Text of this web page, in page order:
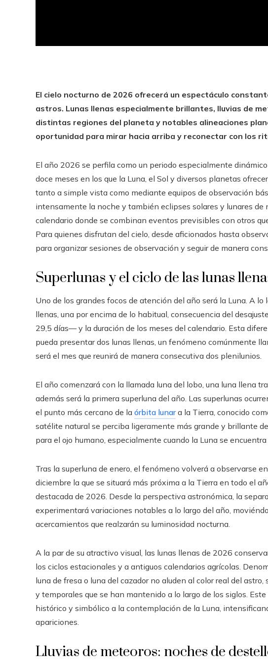
El cielo nocturno de 2026 ofrecerá un espectáculo
astros. Lunas llenas especialmente brillantes, lluvias de
distintas regiones del planeta y notables alineaciones
oportunidad para mirar hacia arriba y reconectar con los
El año 2026 se perfila como un periodo especialmente
doce meses en los que la Luna, el Sol y diversos planetas
tanto a simple vista como mediante equipos de observación
intensamente la noche y también eclipses solares y lunares
calendario donde se combinan eventos previsibles con otros
Para quienes disfrutan del cielo, desde aficionados hasta
para organizar sesiones de observación y seguir de manera
Superlunas y el ciclo de las lunas
Uno de los grandes focos de atención del año será la Luna. A
llenas, una por encima de lo habitual, consecuencia del
29,5 días— y la duración de los meses del calendario. Esta
pueda presentar dos lunas llenas, un fenómeno comúnmente
será el mes que reunirá de manera consecutiva dos plenilunios.
El año comenzará con la llamada luna del lobo, una luna llena
además será la primera superluna del año. Las superlunas
el punto más cercano de la órbita lunara la Tierra, conocido
satélite natural se perciba ligeramente más grande y brillante
para el ojo humano, especialmente cuando la Luna se
Tras la superluna de enero, el fenómeno volverá a observarse
diciembre la que se situará más próxima a la Tierra en todo el
destacada de 2026. Desde la perspectiva astronómica, la
experimentará variaciones notables a lo largo del año,
acercamientos que realzarán su luminosidad nocturna.
A la par de su atractivo visual, las lunas llenas de 2026
los ciclos estacionales y a antiguos calendarios agrícolas.
luna de fresa o luna del cazador no aluden al color real del
y temporales que se han mantenido a lo largo de los siglos.
histórico y simbólico a la contemplación de la Luna,
apariciones.
Lluvias de meteoros: noches de